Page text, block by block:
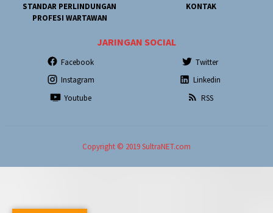
STANDAR PERLINDUNGAN
PROFESI WARTAWAN
KONTAK
JARINGAN SOCIAL
Facebook
Twitter
Instagram
Linkedin
Youtube
RSS
Copyright © 2019 SultraNET.com